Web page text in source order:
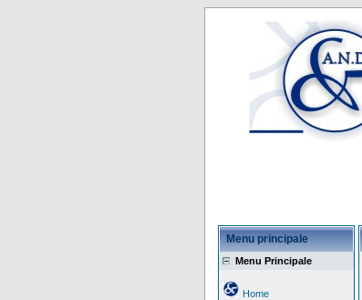
Menu principale
Menu Principale
Home